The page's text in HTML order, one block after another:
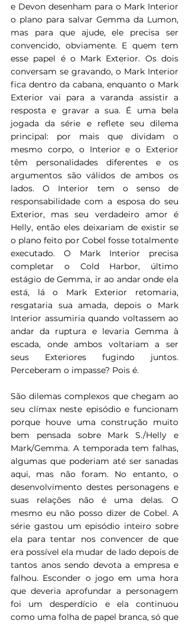
e Devon desenham para o Mark Interior
o plano para salvar Gemma da Lumon,
mas para que ajude, ele precisa ser
convencido, obviamente. E quem tem
esse papel é o Mark Exterior. Os dois
conversam se gravando, o Mark Interior
fica dentro da cabana, enquanto o Mark
Exterior vai para a varanda assistir a
resposta e gravar a sua. É uma bela
jogada da série e reflete seu dilema
principal: por mais que dividam o
mesmo corpo, o Interior e o Exterior
têm personalidades diferentes e os
argumentos são válidos de ambos os
lados. O Interior tem o senso de
responsabilidade com a esposa do seu
Exterior, mas seu verdadeiro amor é
Helly, então eles deixariam de existir se
o plano feito por Cobel fosse totalmente
executado. O Mark Interior precisa
completar o Cold Harbor, último
estágio de Gemma, ir ao andar onde ela
está, lá o Mark Exterior retomaria,
resgataria sua amada, depois o Mark
Interior assumiria quando voltassem ao
andar da ruptura e levaria Gemma à
escada, onde ambos voltariam a ser
seus Exteriores fugindo juntos.
Perceberam o impasse? Pois é.
São dilemas complexos que chegam ao
seu clímax neste episódio e funcionam
porque houve uma construção muito
bem pensada sobre Mark S./Helly e
Mark/Gemma. A temporada tem falhas,
algumas que poderiam até ser sanadas
aqui, mas não foram. No entanto, o
desenvolvimento destes personagens e
suas relações não é uma delas. O
mesmo eu não posso dizer de Cobel. A
série gastou um episódio inteiro sobre
ela para tentar nos convencer de que
era possível ela mudar de lado depois de
tantos anos sendo devota a empresa e
falhou. Esconder o jogo em uma hora
que deveria aprofundar a personagem
foi um desperdício e ela continuou
como uma folha de papel branca, só que